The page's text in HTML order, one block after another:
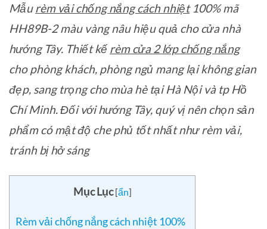
Mẫurèm vải chống nắng cách nhiệt100% mã
HH89B-2 màu vàng nâu hiệu quả cho cửa nhà
hướng Tây. Thiết kếrèm cửa 2 lớp chống nắng
cho phòng khách, phòng ngủ mang lại không gian
đẹp, sang trọng cho mùa hè tại Hà Nội và tp Hồ
Chí Minh. Đối với hướng Tây, quý vị nên chọn sản
phẩm có mật độ che phủ tốt nhất như rèm vải,
tránh bị hở sáng
Mục Lục [ẩn]
Rèm vải chống nắng cách nhiệt 100%